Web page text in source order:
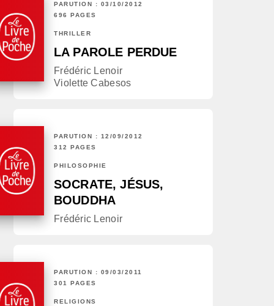
PARUTION : 03/10/2012
696 PAGES
THRILLER
LA PAROLE PERDUE
Frédéric Lenoir
Violette Cabesos
PARUTION : 12/09/2012
312 PAGES
PHILOSOPHIE
SOCRATE, JÉSUS,
BOUDDHA
Frédéric Lenoir
PARUTION : 09/03/2011
301 PAGES
RELIGIONS